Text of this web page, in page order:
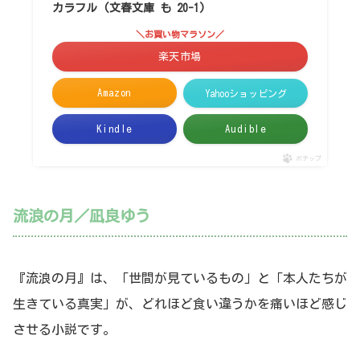
カラフル (文春文庫 も 20-1)
Amazon
＼お買い物マラソン／
楽天市場
Yahooショッピング
Kindle Audible
ポチップ
流浪の月／凪良ゆう
『流浪の月』は、「世間が見ているもの」と「本人たちが
生きている真実」が、どれほど食い違うかを痛いほど感じ
させる小説です。